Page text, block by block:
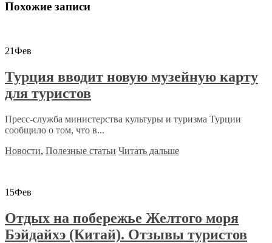
Похожие записи
21Фев
Турция вводит новую музейную карту
для туристов
Пресс-служба министерства культуры и туризма Турции
сообщило о том, что в...
Новости, Полезные статьи Читать дальше
15Фев
Отдых на побережье Желтого моря
Бэйдайхэ (Китай). Отзывы туристов